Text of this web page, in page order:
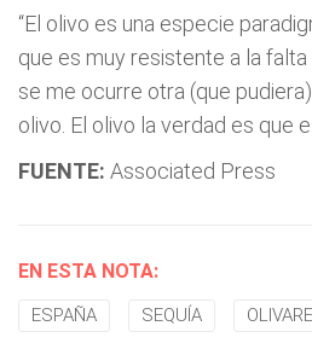
“El olivo es una especie
que es muy resistente a la falta
se me ocurre otra (que
olivo. El olivo la verdad es que
FUENTE: Associated Press
EN ESTA NOTA:
ESPAÑA SEQUÍA